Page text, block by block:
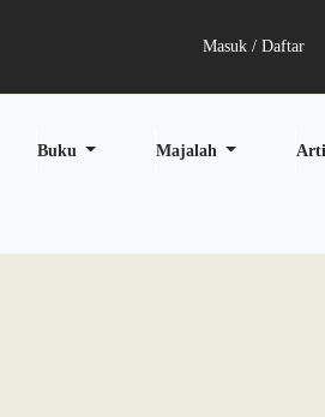
Masuk / Daftar
Buku Majalah